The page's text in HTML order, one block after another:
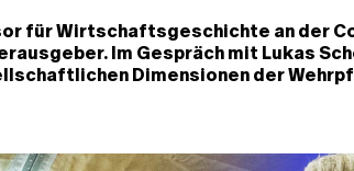
für Wirtschaftsgeschichte an der
Im Gespräch mit Lukas
Dimensionen der